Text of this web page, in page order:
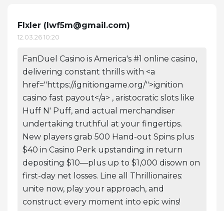
Flxler ( lwf5m@gmail.com)
12.03.26 10:20
FanDuel Casino is America's #1 online casino,
delivering constant thrills with <a
href="https://ignitiongame.org/">ignition
casino fast payout</a> , aristocratic slots like
Huff N' Puff, and actual merchandiser
undertaking truthful at your fingertips.
New players grab 500 Hand-out Spins plus
$40 in Casino Perk upstanding in return
depositing $10—plus up to $1,000 disown on
first-day net losses. Line all Thrillionaires:
unite now, play your approach, and
construct every moment into epic wins!